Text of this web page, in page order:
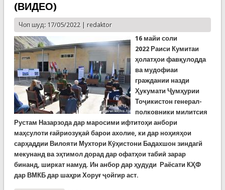
(ВИДЕО)
Чоп шуд: 17/05/2022 | redaktor
16 майи соли
2022 Раиси Кумитаи
ҳолатҳои фавқулодда
ва мудофиаи
граждании назди
Ҳукумати Ҷумҳурии
Тоҷикистон генерал-
полковники милитсия
Рустам Назарзода дар маросими ифтитоҳи анбори
маҳсулоти ғайриозуқаӣ барои ахолие, ки дар ноҳияҳои
сарҳаддии Вилояти Мухтори Кӯҳистони Бадахшон зиндагй
мекунандва эҳтимол дорад дар офатҳои табиӣ зарар
бинанд, ширкат намуд. Ин анбор дар ҳудуди Раёсати КҲФ
дар ВМКБ дар шаҳри Хоруғ ҷойгир аст.